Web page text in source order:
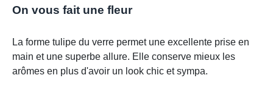
On vous fait une fleur
La forme tulipe du verre permet une excellente prise en
main et une superbe allure. Elle conserve mieux les
arômes en plus d'avoir un look chic et sympa.